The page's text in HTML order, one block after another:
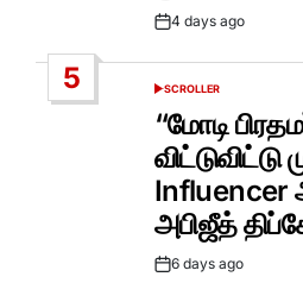
Post4 days ago
5
POSTED
SCROLLER
“மோடி
விட்டுவிட்டு
Influencer
அபிஜீத்
Post6 days ago